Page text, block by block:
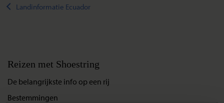
Landinformatie Ecuador
Reizen met Shoestring
De belangrijkste info op een rij
Bestemmingen